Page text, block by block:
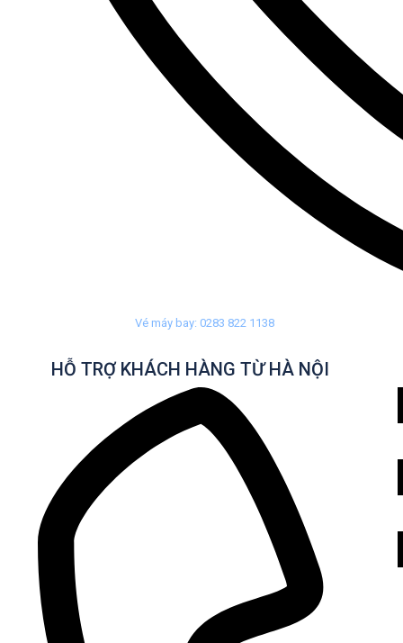
Vé máy bay: 0283 822 1138
HỖ TRỢ KHÁCH HÀNG TỪ HÀ NỘI